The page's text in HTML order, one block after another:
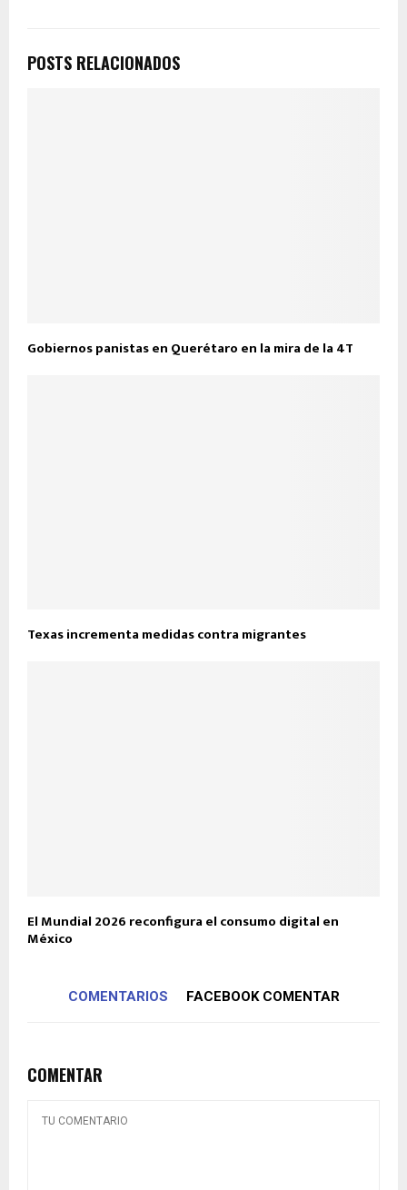
POSTS RELACIONADOS
Gobiernos panistas en Querétaro en la mira de la 4T
Texas incrementa medidas contra migrantes
El Mundial 2026 reconfigura el consumo digital en
México
COMENTARIOS FACEBOOK COMENTAR
COMENTAR